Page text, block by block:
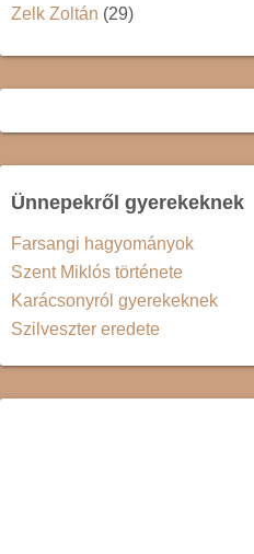
Zelk Zoltán (29)
Ünnepekről gyerekeknek
Farsangi hagyományok
Szent Miklós története
Karácsonyról gyerekeknek
Szilveszter eredete